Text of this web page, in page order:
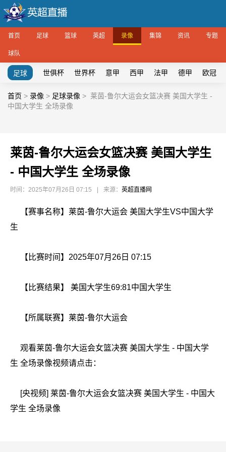
首页 足球 篮球 英超 录像 集锦 资讯 专题
球队
足球 世俱杯 世界杯 意甲 西甲 法甲 德甲 欧冠
首页 > 录像 > 足球录像 > 莱茵-鲁尔大运会女篮决赛 美国大学生 -
中国大学生 全场录像
莱茵-鲁尔大运会女篮决赛 美国大学生
- 中国大学生 全场录像
时间：2025年07月26日 07:15 来源： 英超直播网
【赛事名称】莱茵-鲁尔大运会 美国大学生VS中国大学
生
【比赛时间】2025年07月26日 07:15
【比赛结果】 美国大学生69:81中国大学生
【所属联赛】 莱茵-鲁尔大运会
观看莱茵-鲁尔大运会女篮决赛 美国大学生 - 中国大学
生 全场录像视频请点击：
[央视频] 莱茵-鲁尔大运会女篮决赛 美国大学生 - 中国大
学生 全场录像